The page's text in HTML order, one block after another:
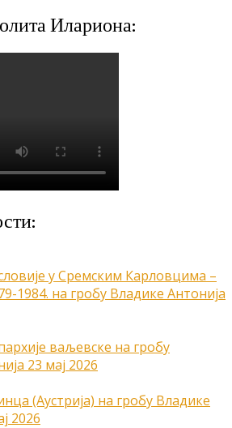
Илариона:
у Сремским Карловцима –
1984. на гробу Владике Антонија
ваљевске на гробу
23 мај 2026
(Аустрија) на гробу Владике
2026